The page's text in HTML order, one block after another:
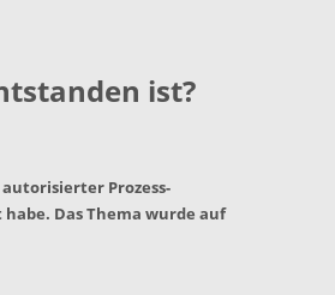
ist?
Prozess-
Das Thema wurde auf